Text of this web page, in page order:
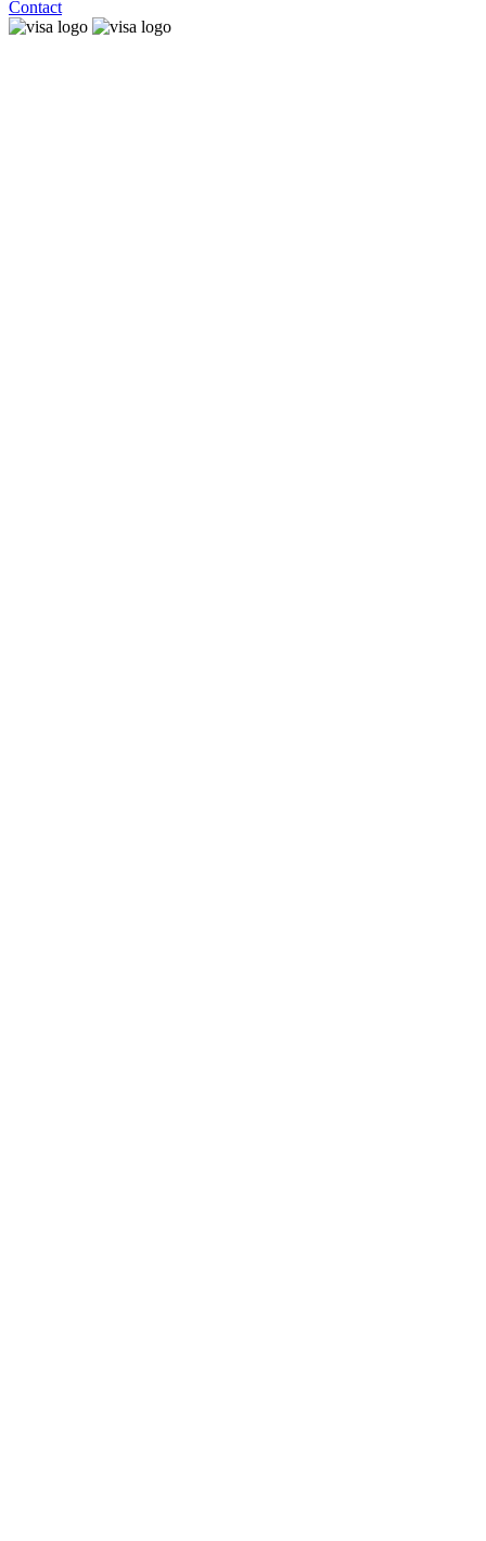
Contact